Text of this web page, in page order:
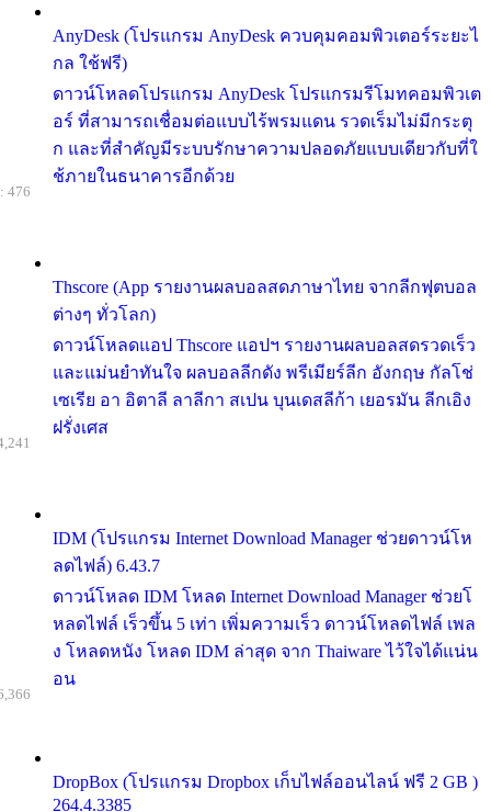
AnyDesk (โปรแกรม AnyDesk ควบคุมคอมพิวเตอร์ระยะไ
กล ใช้ฟรี)
ดาวน์โหลดโปรแกรม AnyDesk โปรแกรมรีโมทคอมพิวเต
อร์ ที่สามารถเชื่อมต่อแบบไร้พรมแดน รวดเร็มไม่มีกระตุ
ก และที่สำคัญมีระบบรักษาความปลอดภัยแบบเดียวกับที่ใ
ช้ภายในธนาคารอีกด้วย
Thscore (App รายงานผลบอลสดภาษาไทย จากลีกฟุตบอล
ต่างๆ ทั่วโลก)
ดาวน์โหลดแอป Thscore แอปฯ รายงานผลบอลสดรวดเร็ว
และแม่นยำทันใจ ผลบอลลีกดัง พรีเมียร์ลีก อังกฤษ กัลโช่
เซเรีย อา อิตาลี ลาลีกา สเปน บุนเดสลีก้า เยอรมัน ลีกเอิง
ฝรั่งเศส
476
IDM (โปรแกรม Internet Download Manager ช่วยดาวน์โห
ลดไฟล์) 6.43.7
ดาวน์โหลด IDM โหลด Internet Download Manager ช่วยโ
หลดไฟล์ เร็วขึ้น 5 เท่า เพิ่มความเร็ว ดาวน์โหลดไฟล์ เพล
ง โหลดหนัง โหลด IDM ล่าสุด จาก Thaiware ไว้ใจได้แน่น
อน
DropBox (โปรแกรม Dropbox เก็บไฟล์ออนไลน์ ฟรี 2 GB )
264.4.3385